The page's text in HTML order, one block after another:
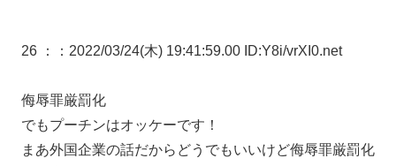
26 ： ：2022/03/24(木) 19:41:59.00 ID:Y8i/vrXI0.net
侮辱罪厳罰化
でもプーチンはオッケーです！
まあ外国企業の話だからどうでもいいけど侮辱罪厳罰化